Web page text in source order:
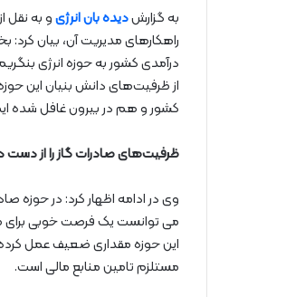
به گزارشدیده بان انرژیو به نقل
راهکارهای مدیریت آن، بیان
درآمدی کشور به حوزه انرژی
از ظرفیت‌های دانش بنیان این
کشور و هم در بیرون غافل شده
ظرفیت‌های صادرات گاز را از دست
وی در ادامه اظهار کرد: در حوزه
می توانست یک فرصت خوبی برای
این حوزه مقداری ضعیف عمل
مستلزم تامین منابع مالی است.